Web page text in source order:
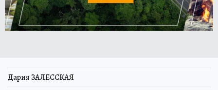
Дария ЗАЛЕССКАЯ